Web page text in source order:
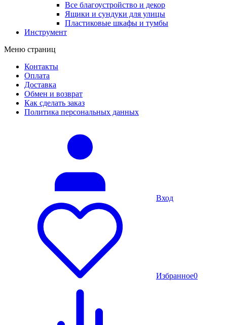
Все благоустройство и декор
Ящики и сундуки для улицы
Пластиковые шкафы и тумбы
Инструмент
Меню страниц
Контакты
Оплата
Доставка
Обмен и возврат
Как сделать заказ
Политика персональных данных
Вход
Избранное0